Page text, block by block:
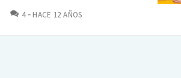
4 COMENTARIOS
HACE 12 AÑOS